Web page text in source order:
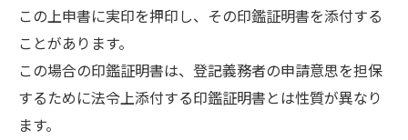
この上申書に実印を押印し、その印鑑証明書を添付する
ことがあります。
この場合の印鑑証明書は、登記義務者の申請意思を担保
するために法令上添付する印鑑証明書とは性質が異なり
ます。